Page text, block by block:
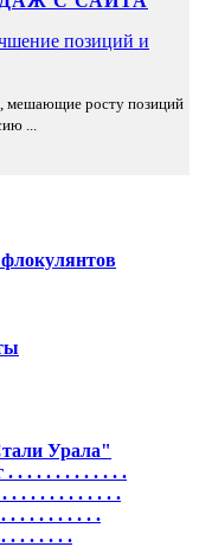
мешающие росту позиций
...
флокулянтов
Урала"
. . . . . . . . . . . .
. . . . . . . . . . .
. . . . . . . . . .
. . . . . . .